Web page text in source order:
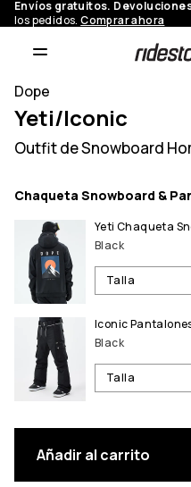
Envíos gratuitos.
los pedidos.Comprar ahora
Dope
Yeti/Iconic
Outfit de Snowboard
Chaqueta Snowboard &
Yeti Chaqueta
Black
Talla
Iconic
Black
Talla
Añadir al carrito